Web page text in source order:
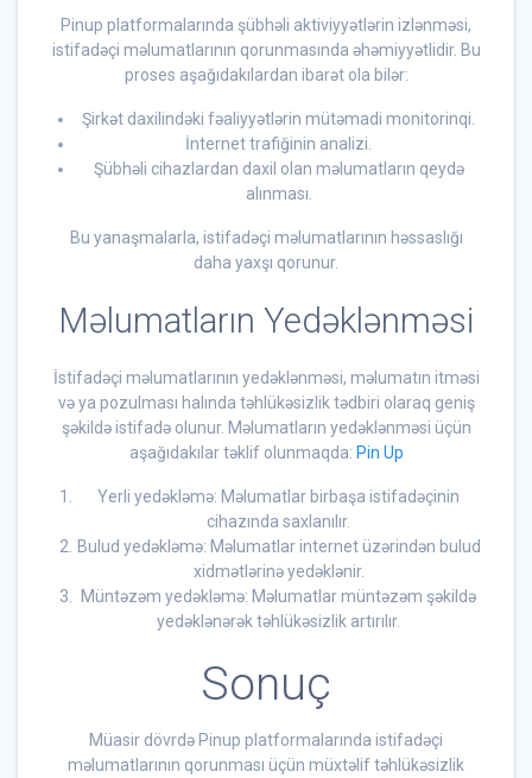
Pinup platformalarında şübhəli aktiviyyətlərin izlənməsi,
istifadəçi məlumatlarının qorunmasında əhəmiyyətlidir. Bu
proses aşağıdakılardan ibarət ola bilər:
Şirkət daxilindəki fəaliyyətlərin mütəmadi monitorinqi.
İnternet trafiğinin analizi.
Şübhəli cihazlardan daxil olan məlumatların qeydə
alınması.
Bu yanaşmalarla, istifadəçi məlumatlarının həssaslığı
daha yaxşı qorunur.
Məlumatların Yedəklənməsi
İstifadəçi məlumatlarının yedəklənməsi, məlumatın itməsi
və ya pozulması halında təhlükəsizlik tədbiri olaraq geniş
şəkildə istifadə olunur. Məlumatların yedəklənməsi üçün
aşağıdakılar təklif olunmaqda: Pin Up
Yerli yedəkləmə: Məlumatlar birbaşa istifadəçinin
cihazında saxlanılır.
Bulud yedəkləmə: Məlumatlar internet üzərindən bulud
xidmətlərinə yedəklənir.
Müntəzəm yedəkləmə: Məlumatlar müntəzəm şəkildə
yedəklənərək təhlükəsizlik artırılır.
Sonuç
Müasir dövrdə Pinup platformalarında istifadəçi
məlumatlarının qorunması üçün müxtəlif təhlükəsizlik